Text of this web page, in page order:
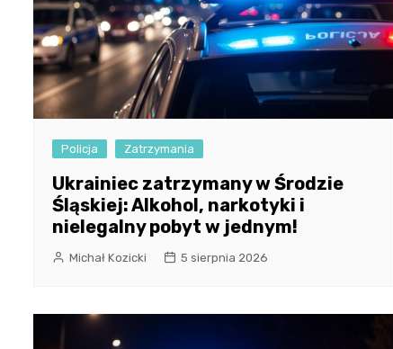
Policja Zatrzymania
Ukrainiec zatrzymany w Środzie
Śląskiej: Alkohol, narkotyki i
nielegalny pobyt w jednym!
Michał Kozicki 5 sierpnia 2026